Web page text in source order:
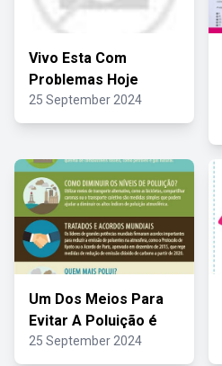
Vivo Esta Com
Problemas Hoje
25 September 2024
Um Dos Meios Para
Evitar A Poluição é
25 September 2024